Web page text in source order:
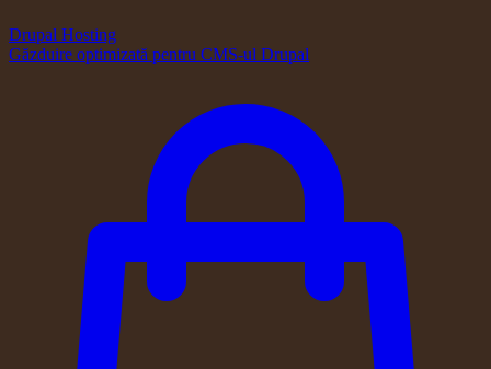
Drupal Hosting
Găzduire optimizată pentru CMS-ul Drupal